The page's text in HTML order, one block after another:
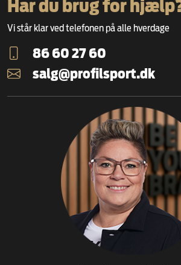
Har du brug for
Vi står klar ved telefonen på alle hverdage
86 60 27 60
salg@profilsport.dk